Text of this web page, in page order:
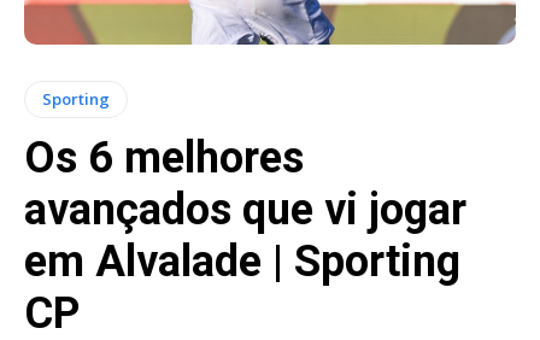
Sporting
Os 6 melhores
avançados que vi jogar
em Alvalade | Sporting
CP